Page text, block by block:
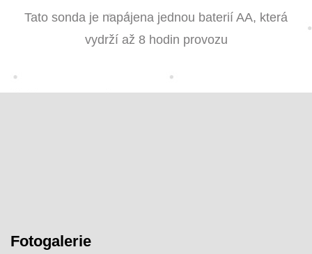
Tato sonda je napájena jednou baterií AA, která
vydrží až 8 hodin provozu
Fotogalerie